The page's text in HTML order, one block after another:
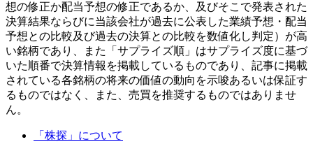
想の修正か配当予想の修正であるか、及びそこで発表された
決算結果ならびに当該会社が過去に公表した業績予想・配当
予想との比較及び過去の決算との比較を数値化し判定）が高
い銘柄であり、また「サプライズ順」はサプライズ度に基づ
いた順番で決算情報を掲載しているものであり、記事に掲載
されている各銘柄の将来の価値の動向を示唆あるいは保証す
るものではなく、また、売買を推奨するものではありませ
ん。
「株探」について